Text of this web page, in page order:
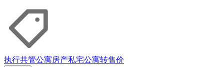
执行共管公寓房产私宅公寓转售价